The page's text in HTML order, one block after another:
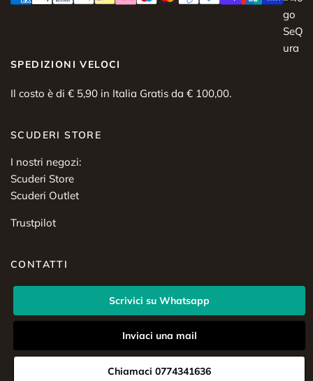
SPEDIZIONI VELOCI
Il costo è di € 5,90 in Italia Gratis da € 100,00.
SCUDERI STORE
I nostri negozi:
Scuderi Store
Scuderi Outlet
Trustpilot
CONTATTI
Scrivici su Whatsapp
Inviaci una mail
Chiamaci 0774341636